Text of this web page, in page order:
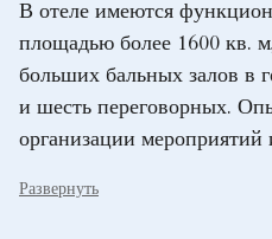
В отеле имеются
площадью более 1600 кв.
больших бальных залов в
и шесть переговорных.
организации мероприятий
Развернуть